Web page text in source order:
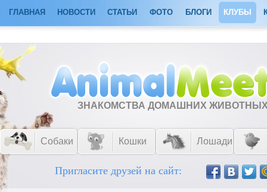
ГЛАВНАЯ НОВОСТИ СТАТЬИ ФОТО БЛОГИ КЛУБЫ
ЗНАКОМСТВА ДОМАШНИХ
Собаки Кошки Лошади
Пригласите друзей на сайт: